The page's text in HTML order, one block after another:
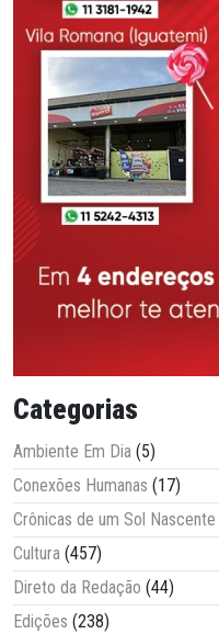
Categorias
Ambiente Em Dia (5)
Conexões Humanas (17)
Crônicas de um Sol Nascente
Cultura (457)
Direto da Redação (44)
Edições (238)